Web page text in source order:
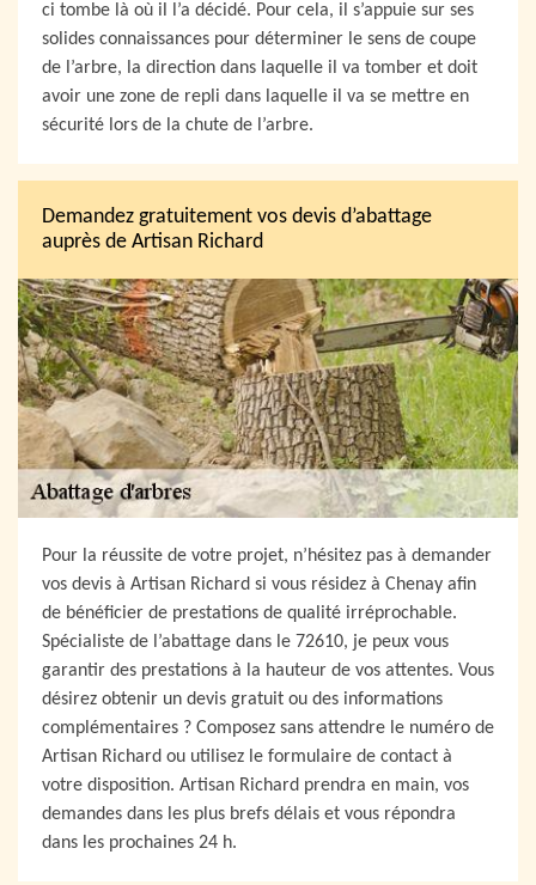
ci tombe là où il l’a décidé. Pour cela, il s’appuie sur ses
solides connaissances pour déterminer le sens de coupe
de l’arbre, la direction dans laquelle il va tomber et doit
avoir une zone de repli dans laquelle il va se mettre en
sécurité lors de la chute de l’arbre.
Demandez gratuitement vos devis d’abattage
auprès de Artisan Richard
Pour la réussite de votre projet, n’hésitez pas à demander
vos devis à Artisan Richard si vous résidez à Chenay afin
de bénéficier de prestations de qualité irréprochable.
Spécialiste de l’abattage dans le 72610, je peux vous
garantir des prestations à la hauteur de vos attentes. Vous
désirez obtenir un devis gratuit ou des informations
complémentaires ? Composez sans attendre le numéro de
Artisan Richard ou utilisez le formulaire de contact à
votre disposition. Artisan Richard prendra en main, vos
demandes dans les plus brefs délais et vous répondra
dans les prochaines 24 h.